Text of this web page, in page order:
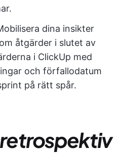
dina insikter
åtgärder i slutet av
i ClickUp med
och förfallodatum
på rätt spår.